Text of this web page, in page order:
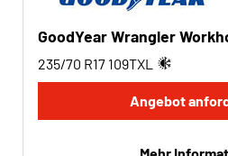
Wohnmobil (0)
Run-flat
GoodYear Wrangler
235/70 R17 109TXL
Angebot
Mehr